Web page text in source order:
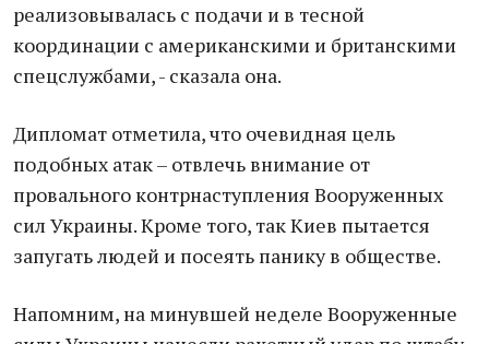
реализовывалась с подачи и в тесной
координации с американскими и британскими
спецслужбами, - сказала она.
Дипломат отметила, что очевидная цель
подобных атак – отвлечь внимание от
провального контрнаступления Вооруженных
сил Украины. Кроме того, так Киев пытается
запугать людей и посеять панику в обществе.
Напомним, на минувшей неделе Вооруженные